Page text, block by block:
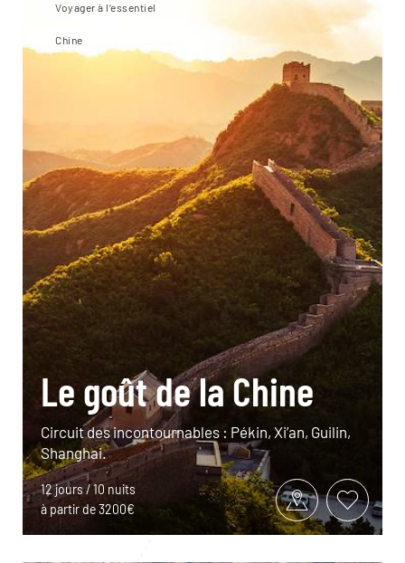
Voyager à l’essentiel
Chine
Le goût de la Chine
Circuit des incontournables : Pékin, Xi’an, Guilin,
Shanghai.
12 jours / 10 nuits
à partir de 3200€